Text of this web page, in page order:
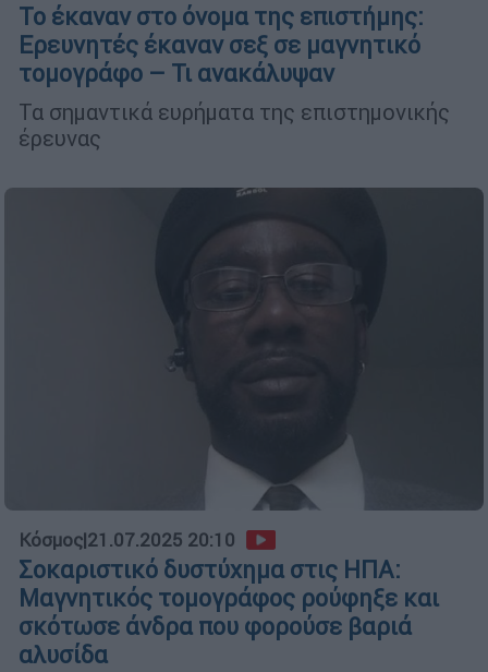
Το έκαναν στο όνομα της επιστήμης:
Ερευνητές έκαναν σεξ σε μαγνητικό
τομογράφο – Τι ανακάλυψαν
Τα σημαντικά ευρήματα της επιστημονικής
έρευνας
Κόσμος|21.07.2025 20:10
Σοκαριστικό δυστύχημα στις ΗΠΑ:
Μαγνητικός τομογράφος ρούφηξε και
σκότωσε άνδρα που φορούσε βαριά
αλυσίδα